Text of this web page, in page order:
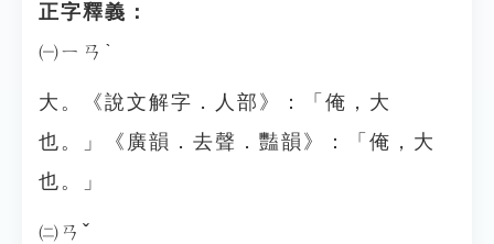
正字釋義：
㈠ㄧㄢˋ
大。《說文解字．人部》：「俺，大
也。」《廣韻．去聲．豔韻》：「俺，大
也。」
㈡ㄢˇ